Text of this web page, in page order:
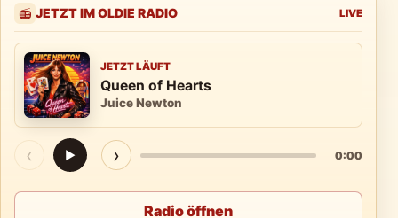
📻 JETZT IM OLDIE RADIO LIVE
JETZT LÄUFT
Queen of Hearts
Juice Newton
‹ ▶ › 0:00
Radio öffnen